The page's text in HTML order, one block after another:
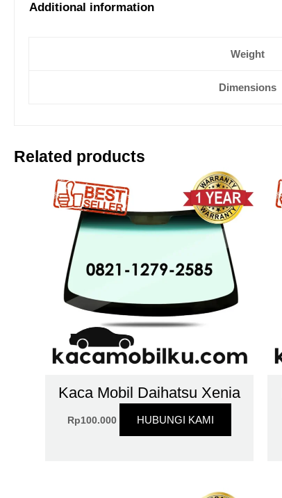
Additional information
Weight
Dimensions
Related products
Kaca Mobil Daihatsu Xenia
Rp100.000 HUBUNGI KAMI